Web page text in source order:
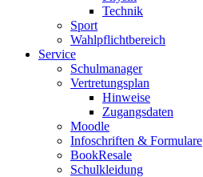
Technik
Sport
Wahlpflichtbereich
Service
Schulmanager
Vertretungsplan
Hinweise
Zugangsdaten
Moodle
Infoschriften & Formulare
BookResale
Schulkleidung